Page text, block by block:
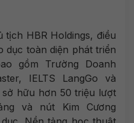
tịch HBR Holdings, điều
dục toàn diện phát triển
gồm Trường Doanh
IELTS LangGo và
sở hữu hơn 50 triệu lượt
và nút Kim Cương